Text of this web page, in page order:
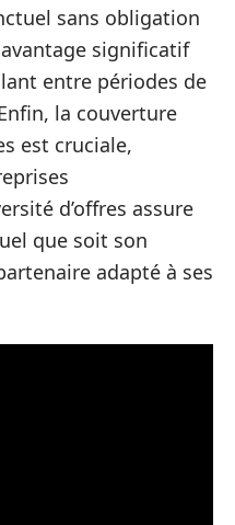
sans obligation
significatif
entre périodes de
la couverture
est cruciale,
d’offres assure
que soit son
adapté à ses